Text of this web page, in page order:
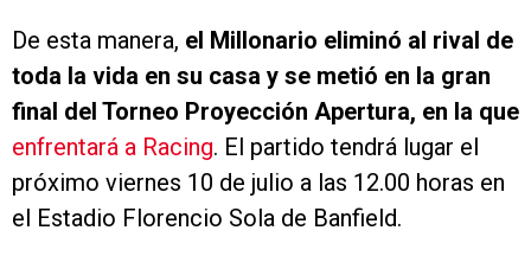
De esta manera, el Millonario eliminó al rival de
toda la vida en su casa y se metió en la gran
final del Torneo Proyección Apertura, en la que
enfrentará a Racing. El partido tendrá lugar el
próximo viernes 10 de julio a las 12.00 horas en
el Estadio Florencio Sola de Banfield.